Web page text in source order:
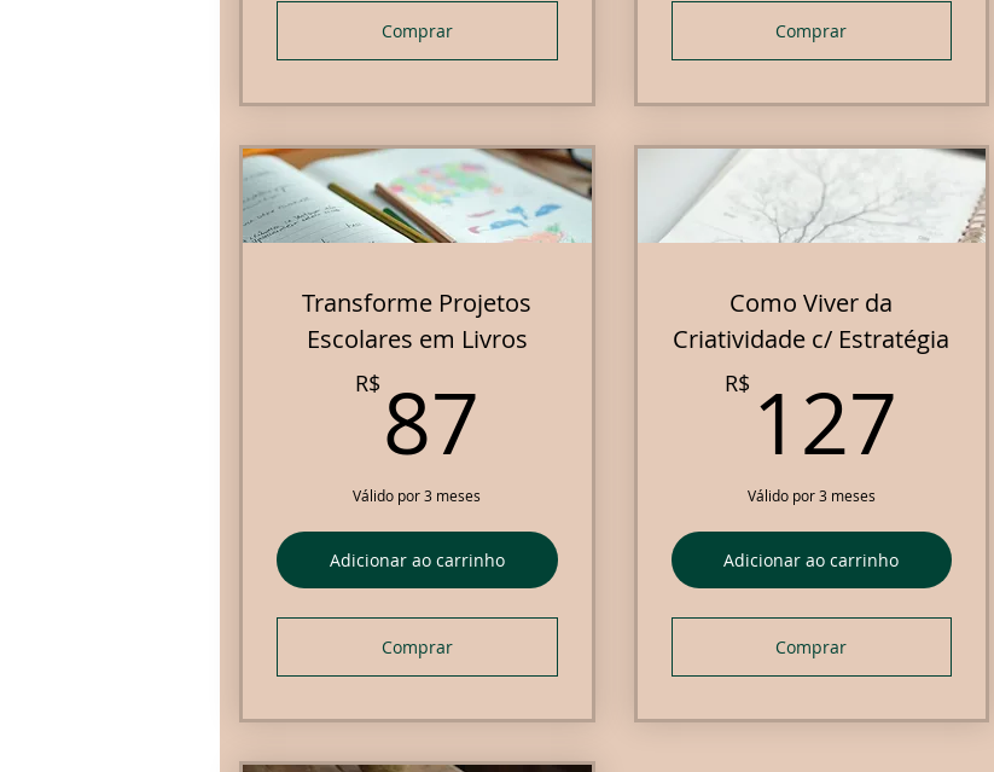
Comprar Comprar
Transforme Projetos
Escolares em Livros
R$ 87
Válido por 3 meses
Adicionar ao carrinho
Comprar
Como Viver da
Criatividade c/ Estratégia
R$ 127
Válido por 3 meses
Adicionar ao carrinho
Comprar